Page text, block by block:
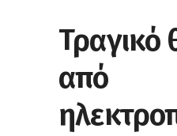
Τραγικό
από